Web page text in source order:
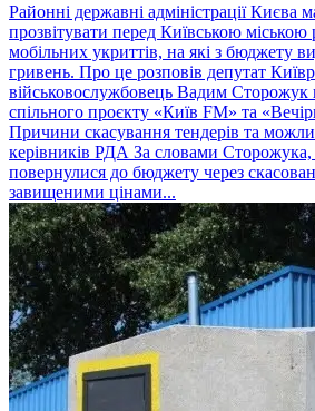
Районні державні адміністрації Києва
прозвітувати перед Київською
мобільних укриттів, на які з бюджету
гривень. Про це розповів депутат
військовослужбовець Вадим Сторожук
спільного проєкту «Київ FM» та
Причини скасування тендерів та
керівників РДА За словами Сторожука,
повернулися до бюджету через
завищеними цінами...